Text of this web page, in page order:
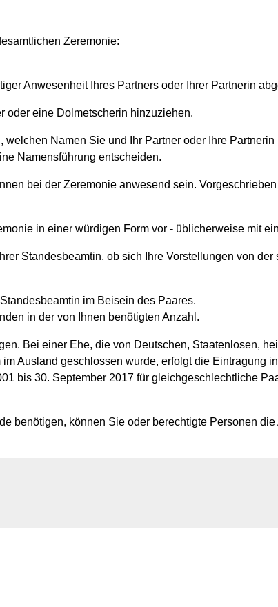
Zeremonie:
Anwesenheit Ihres Partners oder Ihrer Partnerin
oder eine Dolmetscherin hinzuziehen.
Namen Sie und Ihr Partner oder Ihre
Namensführung entscheiden.
bei der Zeremonie anwesend sein.
in einer würdigen Form vor - üblicherweise mit
Standesbeamtin, ob sich Ihre Vorstellungen von
im Beisein des Paares.
in der von Ihnen benötigten Anzahl.
Bei einer Ehe, die von Deutschen, Staatenlosen,
Ausland geschlossen wurde, erfolgt die Eintragung
bis 30. September 2017 für gleichgeschlechtliche
benötigen, können Sie oder berechtigte Personen